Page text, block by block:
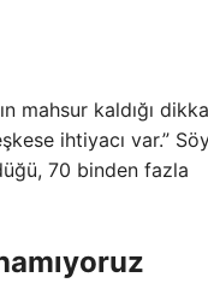
mahsur kaldığı
ihtiyacı var.”
70 binden fazla